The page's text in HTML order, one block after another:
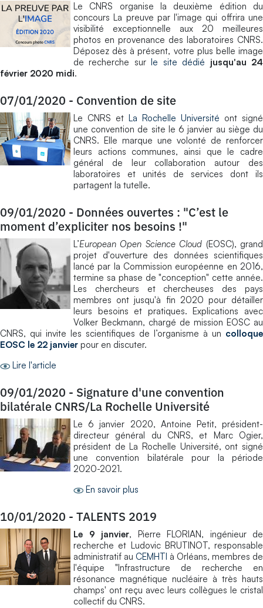
Le CNRS organise la deuxième édition du
concours La preuve par l'image qui offrira une
visibilité exceptionnelle aux 20 meilleures
photos en provenance des laboratoires CNRS.
Déposez dès à présent, votre plus belle image
de recherche sur
le site dédié jusqu'au 24
février 2020 midi.
07/01/2020 - Convention de site
Le CNRS et La Rochelle Université ont signé
une convention de site le 6 janvier au siège du
CNRS. Elle marque une volonté de renforcer
leurs actions communes, ainsi que le cadre
général de leur collaboration autour des
laboratoires et unités de services dont ils
partagent la tutelle.
09/01/2020 - Données ouvertes : "C’est le
moment d’expliciter nos besoins !"
L’European Open Science Cloud (EOSC), grand
projet d'ouverture des données scientifiques
lancé par la Commission européenne en 2016,
termine sa phase de "conception" cette année.
Les chercheurs et chercheuses des pays
membres ont jusqu'à fin 2020 pour détailler
leurs besoins et pratiques. Explications avec
Volker Beckmann, chargé de mission EOSC au
CNRS, qui invite les scientifiques de l’organisme à un colloque
EOSC le 22 janvier pour en discuter.
Lire l'article
09/01/2020 - Signature d'une convention
bilatérale CNRS/La Rochelle Université
Le 6 janvier 2020, Antoine Petit, président-
directeur général du CNRS, et Marc Ogier,
président de La Rochelle Université, ont signé
une convention bilatérale pour la période
2020-2021.
En savoir plus
10/01/2020 - TALENTS 2019
Le 9 janvier, Pierre FLORIAN, ingénieur de
recherche et Ludovic BRUTINOT, responsable
administratif au CEMHTI à Orléans, membres de
l'équipe "Infrastructure de recherche en
résonance magnétique nucléaire à très hauts
champs' ont reçu avec leurs collègues le cristal
collectif du CNRS.